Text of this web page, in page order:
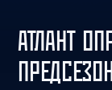
АТЛАНТ